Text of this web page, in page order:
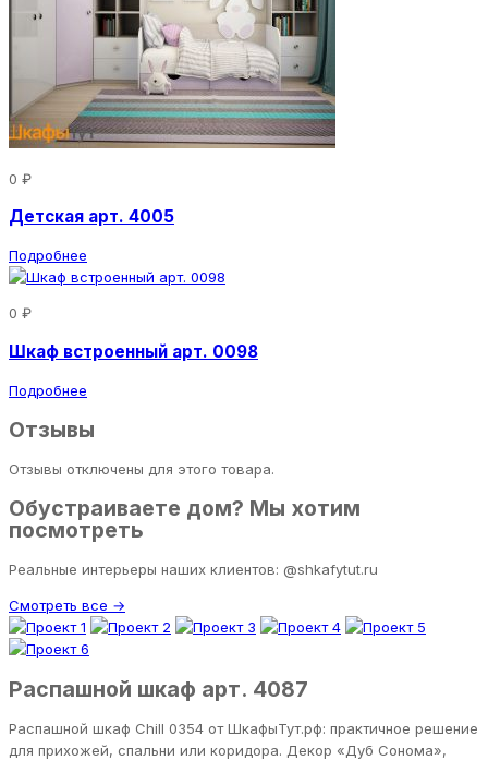
0 ₽
Детская арт. 4005
Подробнее
0 ₽
Шкаф встроенный арт. 0098
Подробнее
Отзывы
Отзывы отключены для этого товара.
Обустраиваете дом? Мы хотим
посмотреть
Реальные интерьеры наших клиентов: @shkafytut.ru
Смотреть все →
Распашной шкаф арт. 4087
Распашной шкаф Chill 0354 от ШкафыТут.рф: практичное решение
для прихожей, спальни или коридора. Декор «Дуб Сонома»,